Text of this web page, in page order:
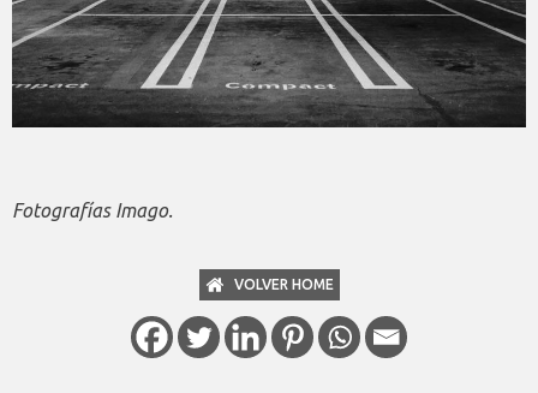
Fotografías Imago.
VOLVER HOME